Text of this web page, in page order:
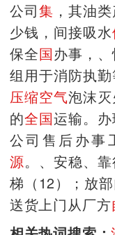
公司集 ，其油
少钱，间接吸水
保全国办事，
组用于消防执
压缩空气泡沫
的全国运输。
公司售后办事
源。、安稳、
梯（12）；放
送货上门从厂方